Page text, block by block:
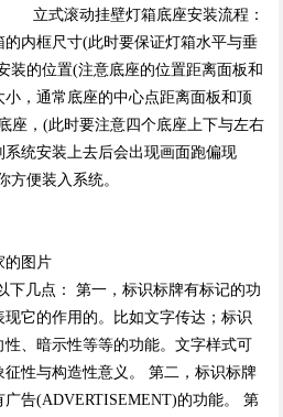
立式滚动挂壁灯箱底座安装流程：
内框尺寸(此时要保证灯箱水平与垂
装的位置(注意底座的位置距离面板和
，通常底座的中心点距离面板和顶
座，(此时要注意四个底座上下与左右
统安装上去后会出现画面跑偏现
方便装入系统。
的图片
下几点： 第一，标识标牌有标记的功
它的作用的。比如文字传达；标识
、暗示性等等的功能。文字样式可
性与构造性意义。 第二，标识标牌
告(ADVERTISEMENT)的功能。 第